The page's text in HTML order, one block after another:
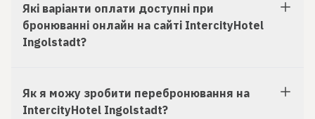
Які варіанти оплати доступні при
бронюванні онлайн на сайті IntercityHotel
Ingolstadt?
Як я можу зробити перебронювання на
IntercityHotel Ingolstadt?